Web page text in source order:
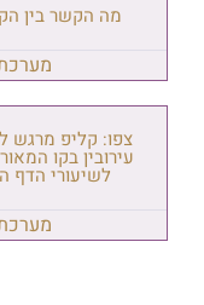
מה הקשר בין
צפו: קליפ מרגש
עירובין בקו
לשיעורי הדף